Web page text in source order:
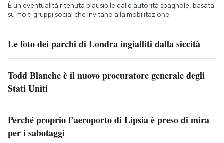
È un'eventualità ritenuta plausibile dalle autorità spagnole, basata
su molti gruppi social che invitano alla mobilitazione
Le foto dei parchi di Londra ingialliti dalla siccità
Todd Blanche è il nuovo procuratore generale degli
Stati Uniti
Perché proprio l’aeroporto di Lipsia è preso di mira
per i sabotaggi